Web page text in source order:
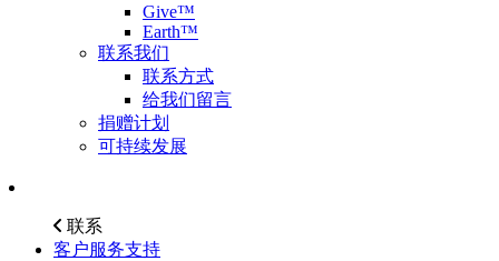
Give™
Earth™
联系我们
联系方式
给我们留言
捐赠计划
可持续发展
联系
客户服务支持